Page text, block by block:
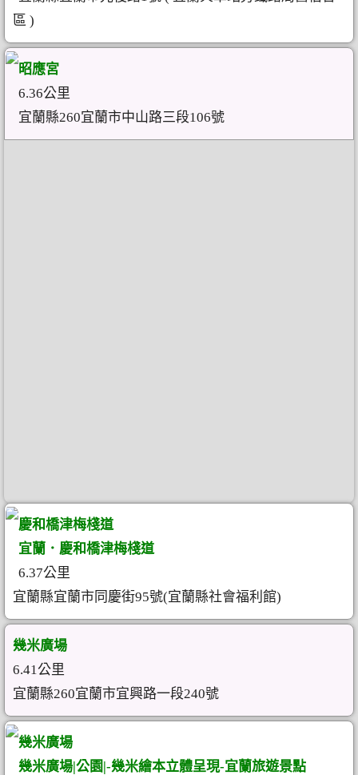
區 )
昭應宮
6.36公里
宜蘭縣260宜蘭市中山路三段106號
慶和橋津梅棧道
宜蘭．慶和橋津梅棧道
6.37公里
宜蘭縣宜蘭市同慶街95號(宜蘭縣社會福利館)
幾米廣場
6.41公里
宜蘭縣260宜蘭市宜興路一段240號
幾米廣場
幾米廣場|公園|-幾米繪本立體呈現-宜蘭旅遊景點